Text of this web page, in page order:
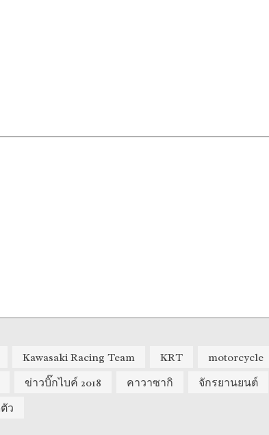
Kawasaki Racing Team KRT
motorcycle
ข่าวบิ๊กไบค์ 2018 คาวาซากิ
จักรยานยนต์
ว